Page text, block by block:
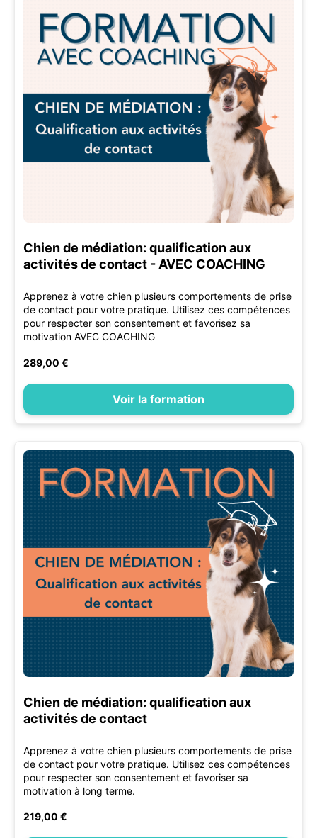
Chien de médiation: qualification aux
activités de contact - AVEC COACHING
Apprenez à votre chien plusieurs comportements de prise
de contact pour votre pratique. Utilisez ces compétences
pour respecter son consentement et favorisez sa
motivation AVEC COACHING
289,00 €
Voir la formation
Chien de médiation: qualification aux
activités de contact
Apprenez à votre chien plusieurs comportements de prise
de contact pour votre pratique. Utilisez ces compétences
pour respecter son consentement et favoriser sa
motivation à long terme.
219,00 €